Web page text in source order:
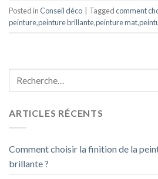
Posted inConseil déco Taggedcomment
peinture,peinture brillante,peinture mat,
ARTICLES RÉCENTS
Comment choisir la finition de la
brillante ?